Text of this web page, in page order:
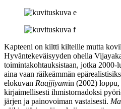
Kapteeni on kiltti kilteille mutta
Hyväntekeväisyyden ohella
toimintakohtauksistaan, jotka
aina vaan räikeämmän
elokuvan Raajjiyamin (2002) loppu,
kirjaimellisesti ihmistornadoksi
järjen ja painovoiman vastaisesti.